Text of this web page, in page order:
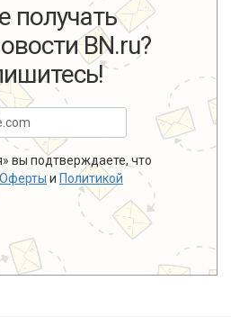
получать
BN.ru?
вы подтверждаете, что
и Политикой